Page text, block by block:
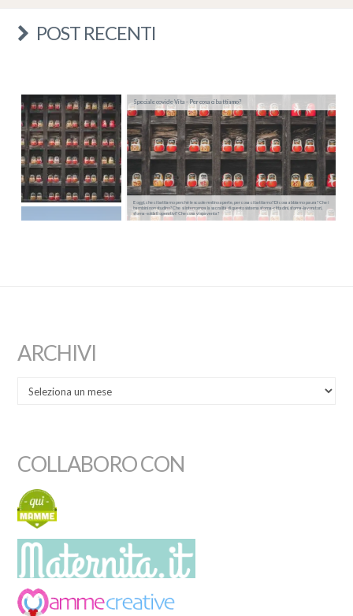
POST RECENTI
E oggi, che ci battiamo perché le scuole restino aperte, per cosa ci battiamo? Di cosa abbiamo paura? Che i
bambini non studino? Che si interrompa la sacralità di questo sistema sforna-cittadini, sforna-lavoratori,
sforna-soldati operativi? Che cosa vi spaventa?
Speciale covid e Vita - Per cosa ci battiamo?
ARCHIVI
COLLABORO CON